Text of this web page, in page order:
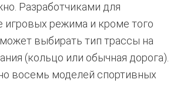
Разработчиками для
игровых режима и кроме того
выбирать тип трассы на
(кольцо или обычная дорога).
восемь моделей спортивных